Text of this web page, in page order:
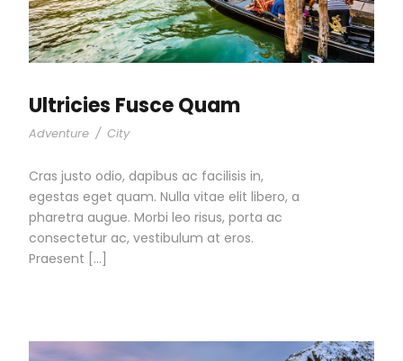
Ultricies Fusce Quam
Adventure / City
Cras justo odio, dapibus ac facilisis in,
egestas eget quam. Nulla vitae elit libero, a
pharetra augue. Morbi leo risus, porta ac
consectetur ac, vestibulum at eros.
Praesent […]